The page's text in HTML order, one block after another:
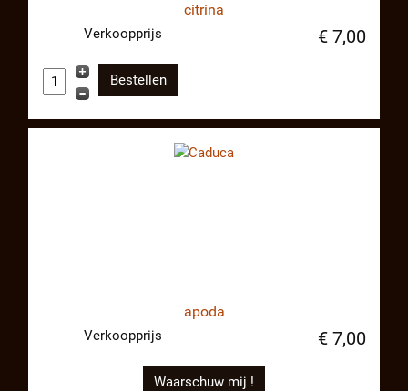
citrina
Verkoopprijs € 7,00
apoda
Verkoopprijs € 7,00
Waarschuw mij !